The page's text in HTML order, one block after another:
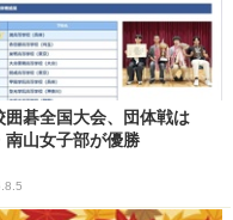
囲碁全国大会、団体戦は
南山女子部が優勝